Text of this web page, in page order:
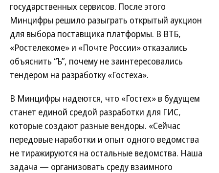
государственных сервисов. После этого
Минцифры решило разыграть открытый аукцион
для выбора поставщика платформы. В ВТБ,
«Ростелекоме» и «Почте России» отказались
объяснить “Ъ”, почему не заинтересовались
тендером на разработку «Гостеха».
В Минцифры надеются, что «Гостех» в будущем
станет единой средой разработки для ГИС,
которые создают разные вендоры. «Сейчас
передовые наработки и опыт одного ведомства
не тиражируются на остальные ведомства. Наша
задача — организовать среду взаимного